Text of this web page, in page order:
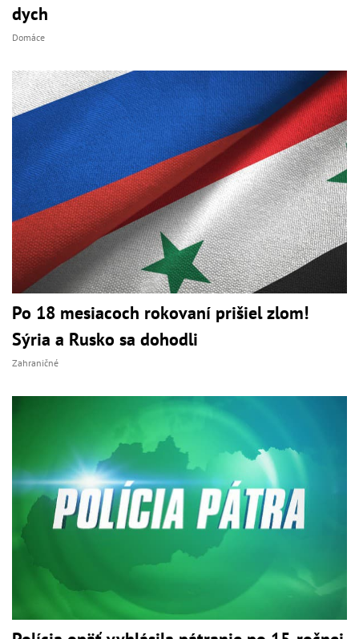
dych
Domáce
Po 18 mesiacoch rokovaní prišiel zlom!
Sýria a Rusko sa dohodli
Zahraničné